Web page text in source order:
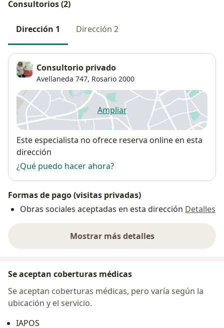
Consultorios (2)
Dirección 1 Dirección 2
Consultorio privado
Avellaneda 747, Rosario 2000
Ampliarse abre en una nueva
Disponibilidad
Este especialista no ofrece reserva online en esta
dirección
¿Qué puedo hacer ahora?
Formas de pago (visitas privadas)
Obras sociales aceptadas en esta dirección Detalles
Mostrar más detalles
sobre la dirección
Se aceptan coberturas médicas
Se aceptan coberturas médicas, pero varía según la
ubicación y el servicio.
IAPOS